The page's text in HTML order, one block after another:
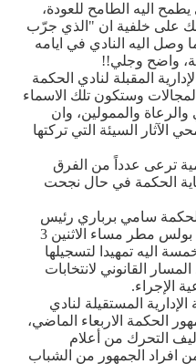
اليه الطامح للعودة،
على خلفية ان "الذي جرّب
اليه النادي في ايامه
واضح وجلي!!
المقبلة لنادي الحكمة
وستكون تلك الاسماء
والرعاة والممولين، وان
الآثار السيئة التي تركتها
ترعى عدداً من الفرق
الحكمة في حال نجحت
سامي برباري رئيس
اساقفة بيروت للموارنة المطران بولس مطر مساء الاثنين 3
اليه تمهيدا لتسجيلها
القانوني لانتخابات
الإجراء.
المستقيلة لنادي
الحكمة الاربعاء الماضي،
التحرك من أعلام
افراد الجمهور من الشباب